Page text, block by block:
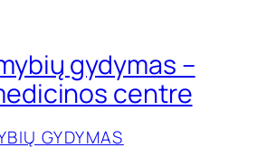
gydymas –
centre
GYDYMAS